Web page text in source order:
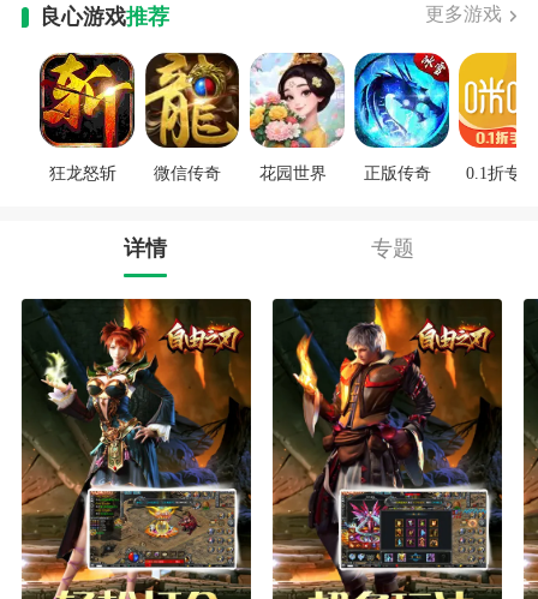
良心游戏推荐 更多游戏
狂龙怒斩 微信传奇 花园世界 正版传奇 0.1折专区
详情 专题